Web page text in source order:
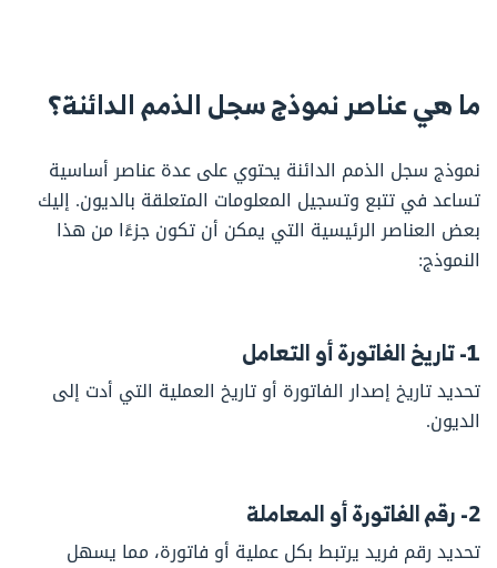
ما هي عناصر نموذج سجل الذمم الدائنة؟
نموذج سجل الذمم الدائنة يحتوي على عدة عناصر أساسية
تساعد في تتبع وتسجيل المعلومات المتعلقة بالديون. إليك
بعض العناصر الرئيسية التي يمكن أن تكون جزءًا من هذا
النموذج:
1- تاريخ الفاتورة أو التعامل
تحديد تاريخ إصدار الفاتورة أو تاريخ العملية التي أدت إلى
الديون.
2- رقم الفاتورة أو المعاملة
تحديد رقم فريد يرتبط بكل عملية أو فاتورة، مما يسهل